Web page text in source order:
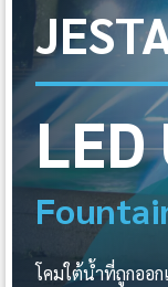
LED
โคมใต้น้ำที่ถูกออ